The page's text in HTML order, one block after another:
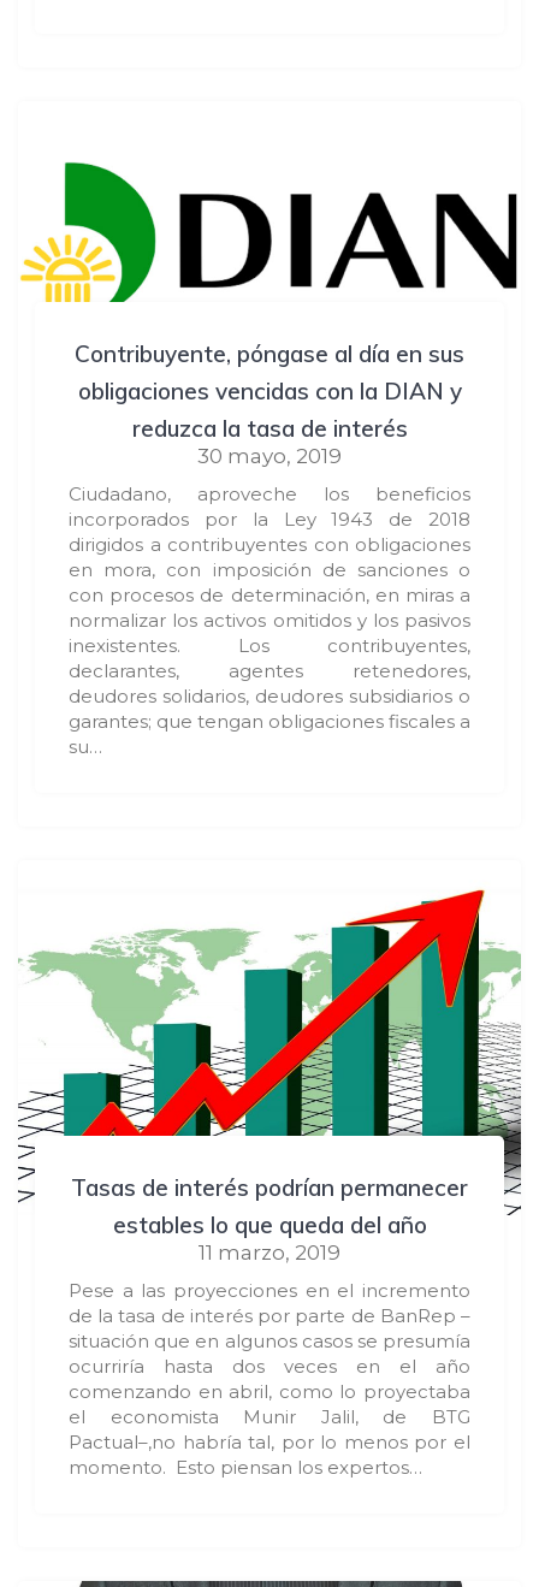
Contribuyente, póngase al día en sus
obligaciones vencidas con la DIAN y
reduzca la tasa de interés
30 mayo, 2019
Ciudadano, aproveche los beneficios
incorporados por la Ley 1943 de 2018
dirigidos a contribuyentes con obligaciones
en mora, con imposición de sanciones o
con procesos de determinación, en miras a
normalizar los activos omitidos y los pasivos
inexistentes. Los contribuyentes,
declarantes, agentes retenedores,
deudores solidarios, deudores subsidiarios o
garantes; que tengan obligaciones fiscales a
su…
Tasas de interés podrían permanecer
estables lo que queda del año
11 marzo, 2019
Pese a las proyecciones en el incremento
de la tasa de interés por parte de BanRep –
situación que en algunos casos se presumía
ocurriría hasta dos veces en el año
comenzando en abril, como lo proyectaba
el economista Munir Jalil, de BTG
Pactual–,no habría tal, por lo menos por el
momento. Esto piensan los expertos…